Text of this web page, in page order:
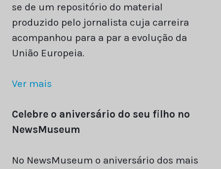
se de um repositório do material
produzido pelo jornalista cuja carreira
acompanhou para a par a evolução da
União Europeia.
Ver mais
Celebre o aniversário do seu filho no
NewsMuseum
No NewsMuseum o aniversário dos mais